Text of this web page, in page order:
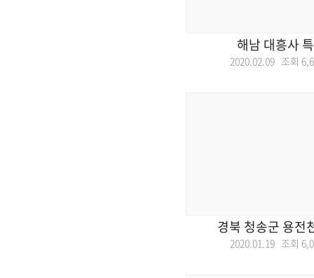
해남 대흥사
2020.02.09 조회
경북 청송군 용전
2020.01.19 조회